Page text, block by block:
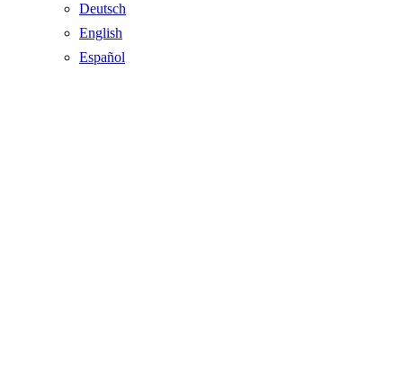
Deutsch
English
Español